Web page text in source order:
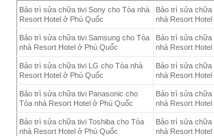
Bảo trì sửa chữa tivi Sony cho Tòa nhà
Resort Hotel ở Phú Quốc
Bảo trì sửa chữa
nhà Resort
Bảo trì sửa chữa tivi Samsung cho Tòa
nhà Resort Hotel ở Phú Quốc
Bảo trì sửa chữa
nhà Resort
Bảo trì sửa chữa tivi LG cho Tòa nhà
Resort Hotel ở Phú Quốc
Bảo trì sửa chữa
nhà Resort
Bảo trì sửa chữa tivi Panasonic cho
Tòa nhà Resort Hotel ở Phú Quốc
Bảo trì sửa chữa
nhà Resort
Bảo trì sửa chữa tivi Toshiba cho Tòa
nhà Resort Hotel ở Phú Quốc
Bảo trì sửa chữa
nhà Resort